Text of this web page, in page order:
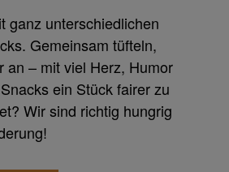
ganz unterschiedlichen
Gemeinsam tüfteln,
an – mit viel Herz, Humor
ein Stück fairer zu
Wir sind richtig hungrig